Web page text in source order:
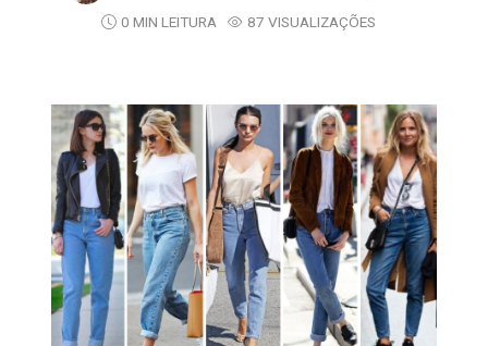
0 MIN LEITURA
87 VISUALIZAÇÕES